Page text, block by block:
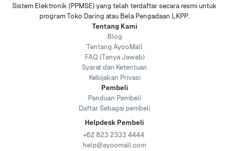
Sistem Elektronik (PPMSE) yang telah terdaftar secara resmi untuk
program Toko Daring atau Bela Pengadaan LKPP.
Tentang Kami
Blog
Tentang AyooMall
FAQ (Tanya Jawab)
Syarat dan Ketentuan
Kebijakan Privasi
Pembeli
Panduan Pembeli
Daftar Sebagai pembeli
Helpdesk Pembeli
+62 823 2333 4444
help@ayoomall.com